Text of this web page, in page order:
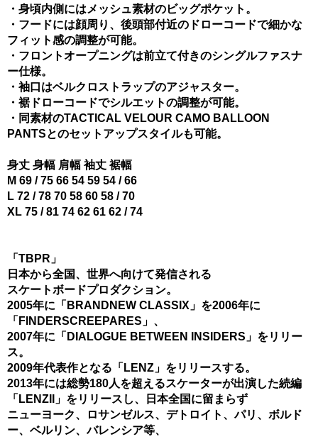
・身頃内側にはメッシュ素材のビッグポケット。
・フードには顔周り、後頭部付近のドローコードで細かな
フィット感の調整が可能。
・フロントオープニングは前立て付きのシングルファスナ
ー仕様。
・袖口はベルクロストラップのアジャスター。
・裾ドローコードでシルエットの調整が可能。
・同素材のTACTICAL VELOUR CAMO BALLOON
PANTSとのセットアップスタイルも可能。
身丈 身幅 肩幅 袖丈 裾幅
M 69 / 75 66 54 59 54 / 66
L 72 / 78 70 58 60 58 / 70
XL 75 / 81 74 62 61 62 / 74
「TBPR」
日本から全国、世界へ向けて発信される
スケートボードプロダクション。
2005年に「BRANDNEW CLASSIX」を2006年に
「FINDERSCREEPARES」、
2007年に「DIALOGUE BETWEEN INSIDERS」をリリー
ス。
2009年代表作となる「LENZ」をリリースする。
2013年には総勢180人を超えるスケーターが出演した続編
「LENZII」をリリースし、日本全国に留まらず
ニューヨーク、ロサンゼルス、デトロイト、パリ、ボルド
ー、ベルリン、バレンシア等、